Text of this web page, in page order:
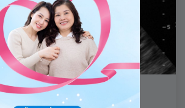
thành thế nào?